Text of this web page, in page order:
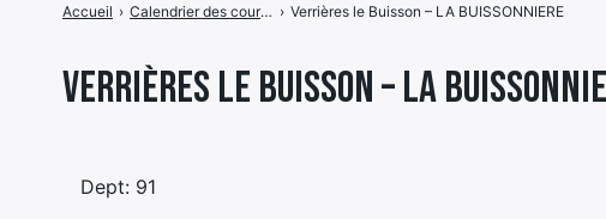
Verrières le Buisson – LA
Accueil › Calendrier des courses › Verrières le Buisson – LA BUISSONNIERE
Dept: 91